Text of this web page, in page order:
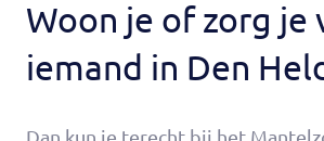
Woon je of zorg je
iemand in Den
Dan kun je terecht bij het